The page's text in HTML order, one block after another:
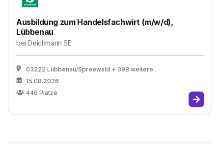
Ausbildung zum Handelsfachwirt (m/w/d),
Lübbenau
beiDeichmann SE
03222 Lübbenau/Spreewald + 398 weitere
15.08.2026
446 Plätze